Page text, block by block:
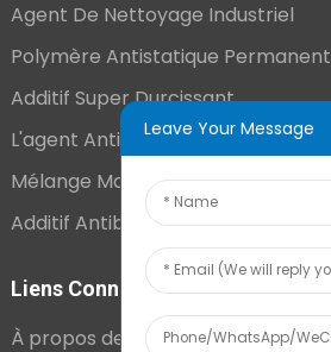
Agent De Nettoyage Industriel
Polymère Antistatique Permanent
Additif Super Durcissant
L'agent Antistatique Longue Durée
Mélange Maître VCI
Additif Antibuée Ajouté En Interne
Liens Connexes
À propos de nous
Leave Your Message